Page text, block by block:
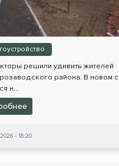
решили удивить жителей
района. В новом
н...
- 18:20